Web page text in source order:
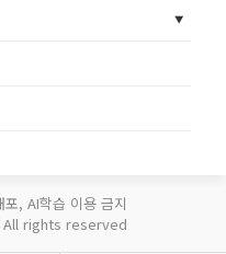
, AI학습 이용 금지
All rights reserved